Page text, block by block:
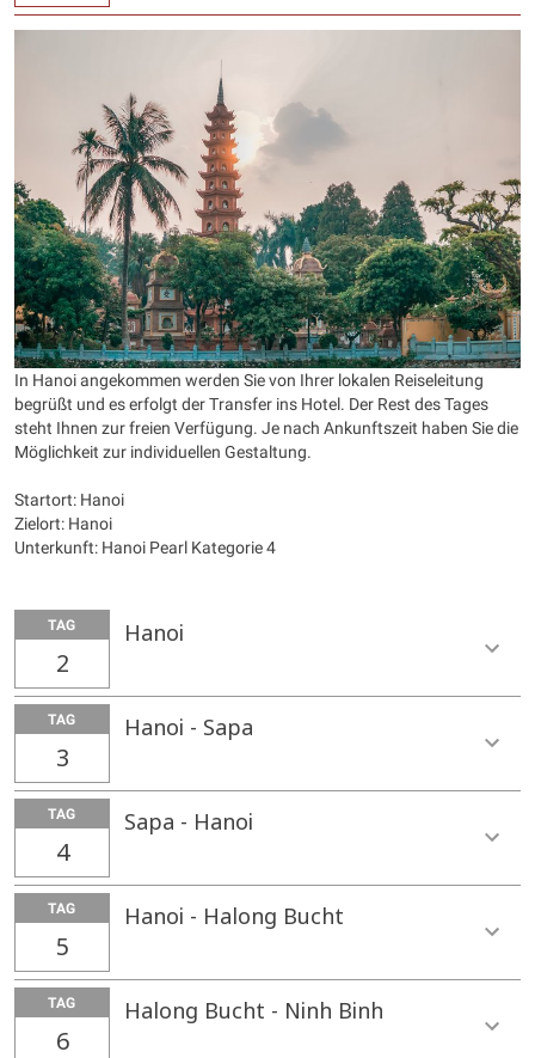
In Hanoi angekommen werden Sie von Ihrer lokalen Reiseleitung
begrüßt und es erfolgt der Transfer ins Hotel. Der Rest des Tages
steht Ihnen zur freien Verfügung. Je nach Ankunftszeit haben Sie die
Möglichkeit zur individuellen Gestaltung.
Startort: Hanoi
Zielort: Hanoi
Unterkunft: Hanoi Pearl Kategorie 4
TAG
2
Hanoi
TAG
3
Hanoi - Sapa
TAG
4
Sapa - Hanoi
TAG
5
Hanoi - Halong Bucht
TAG
6
Halong Bucht - Ninh Binh